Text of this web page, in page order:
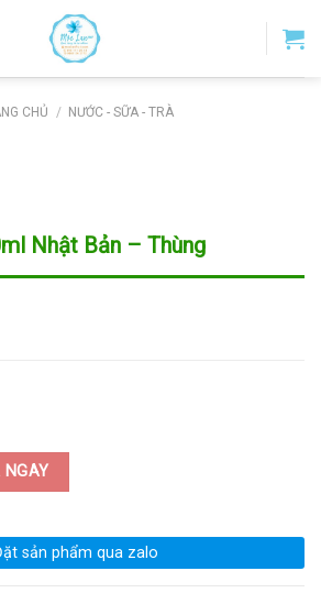
CHỦ / NƯỚC - SỮA - TRÀ
Nhật Bản – Thùng
- Thùng số lượng
NGAY
sản phẩm qua zalo